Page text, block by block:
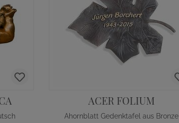
ACER FOLIUM
Ahornblatt Gedenktafel aus Bronze